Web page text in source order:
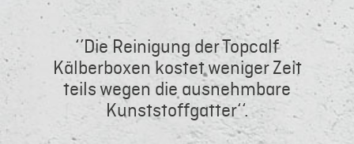
‘’Die Reinigung der Topcalf
Kälberboxen kostet weniger Zeit
teils wegen die ausnehmbare
Kunststoffgatter‘‘.